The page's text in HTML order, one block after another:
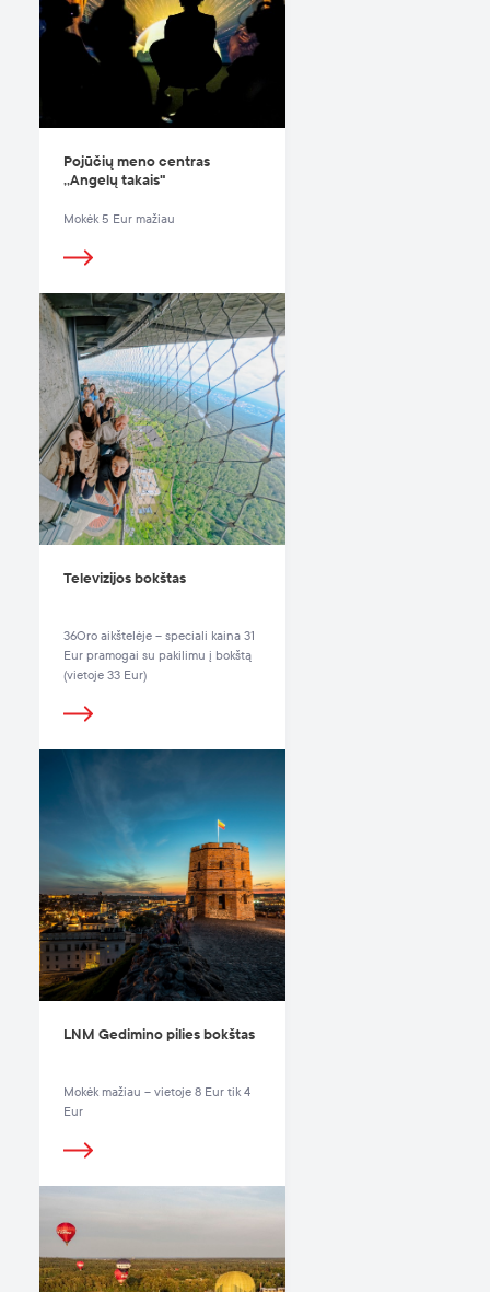
Pojūčių meno centras
,,Angelų takais"
Mokėk 5 Eur mažiau
Televizijos bokštas
36Oro aikštelėje – speciali kaina 31
Eur pramogai su pakilimu į bokštą
(vietoje 33 Eur)
LNM Gedimino pilies bokštas
Mokėk mažiau – vietoje 8 Eur tik 4
Eur